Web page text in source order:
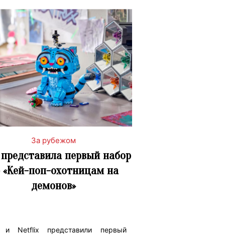
За рубежом
первый набор
«Кей-поп-охотницам на
демонов»
и Netflix представили первый